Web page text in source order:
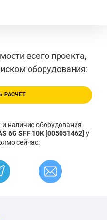
всего проекта,
оборудования:
РАСЧЕТ
наличие оборудования
6G SFF 10K [005051462] у
сейчас: